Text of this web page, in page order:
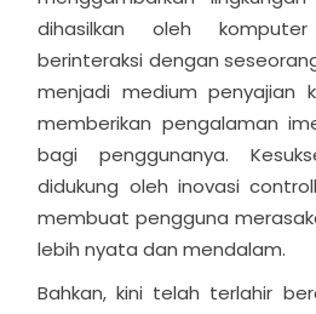
dihasilkan oleh
berinteraksi dengan
menjadi medium penyajian
memberikan pengalaman
bagi penggunanya.
didukung oleh inovasi
membuat pengguna
lebih nyata dan mendalam.
Bahkan, kini telah terlahir